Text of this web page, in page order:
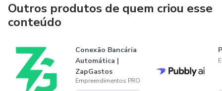
Outros produtos de quem criou esse
conteúdo
Conexão Bancária
Automática |
ZapGastos
Empreendimentos PRO